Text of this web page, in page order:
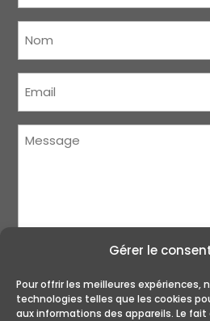
Gérer le
Pour offrir les meilleures expériences,
technologies telles que les cookies
aux informations des appareils. Le
Message